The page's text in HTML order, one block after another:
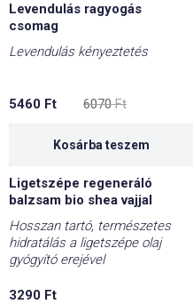
Levendulás ragyogás
csomag
Levendulás kényeztetés
6070Ft
price
5460 Ft
price
Kosárba teszem
Ligetszépe regeneráló
balzsam bio shea vajjal
Hosszan tartó, természetes
hidratálás a ligetszépe olaj
gyógyító erejével
3290 Ft